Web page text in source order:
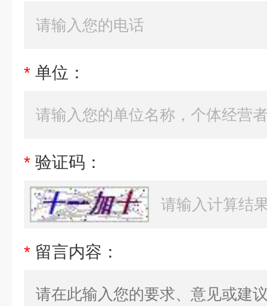
* 单位：
* 验证码：
* 留言内容：